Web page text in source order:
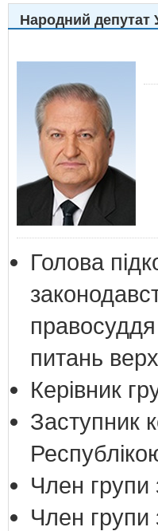
Народний депутат
Голова
правосуддя
питань
Керівник
Заступник
Член групи
Член групи